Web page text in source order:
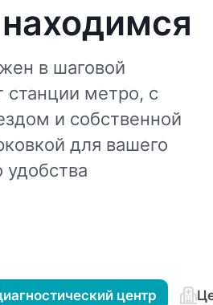
в шаговой
станции метро, с
и собственной
для вашего
удобства
центр